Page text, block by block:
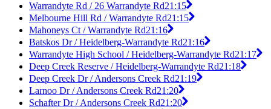
Warrandyte Rd / 26 Warrandyte Rd21:15
Melbourne Hill Rd / Warrandyte Rd21:15
Mahoneys Ct / Warrandyte Rd21:16
Batskos Dr / Heidelberg-Warrandyte Rd21:16
Warrandyte High School / Heidelberg-Warrandyte Rd21:17
Deep Creek Reserve / Heidelberg-Warrandyte Rd21:18
Deep Creek Dr / Andersons Creek Rd21:19
Larnoo Dr / Andersons Creek Rd21:20
Schafter Dr / Andersons Creek Rd21:20